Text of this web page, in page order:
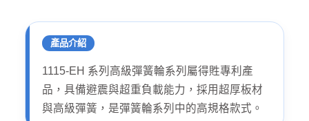
產品介紹
1115-EH 系列高級彈簧輪系列屬得貹專利產
品，具備避震與超重負載能力，採用超厚板材
與高級彈簧，是彈簧輪系列中的高規格款式。